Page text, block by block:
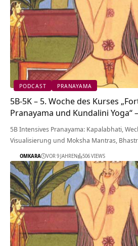
PODCAST PRANAYAMA
5B-5K – 5. Woche des Kurses
Pranayama und Kundalini Yoga“
5B Intensives Pranayama: Kapalabhati,
Visualisierung und Moksha Mantras,
OMKARA VOR 9 JAHREN 506 VIEWS